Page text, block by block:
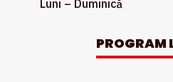
Luni – Duminică
PROGRAM